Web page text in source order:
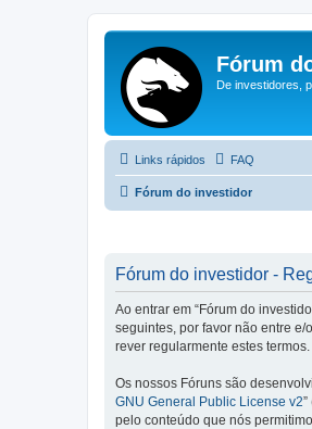
Fórum
De investidores,
Links rápidos FAQ
Fórum do investidor
Fórum do investidor -
Ao entrar em “Fórum do
seguintes, por favor não entre e/
rever regularmente estes
Os nossos Fóruns são
GNU General Public License v2
pelo conteúdo que nós